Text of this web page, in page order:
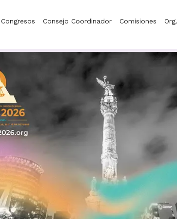
Congresos Consejo Coordinador Comisiones